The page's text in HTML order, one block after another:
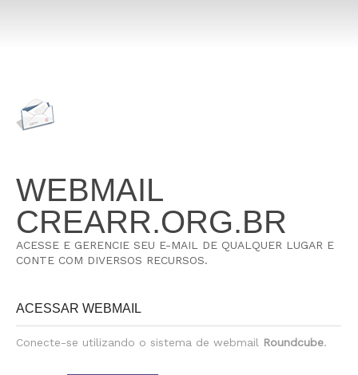
WEBMAIL
CREARR.ORG.BR
ACESSE E GERENCIE SEU E-MAIL DE QUALQUER LUGAR E
CONTE COM DIVERSOS RECURSOS.
ACESSAR WEBMAIL
Conecte-se utilizando o sistema de webmail Roundcube.